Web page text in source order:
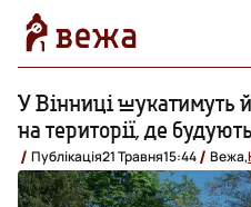
У Вінниці шукатимуть
на території, де
Публікація21 Травня15:44 Вежа,